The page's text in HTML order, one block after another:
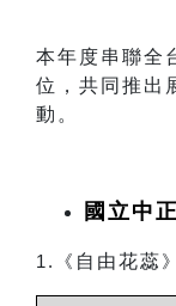
本年度串聯全
位，共同推出
動。
國立中
1. 《 自由花蕊》